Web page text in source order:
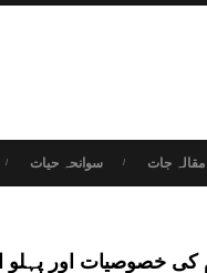
جات سوانحہ حیات
خصوصیات اور پہلو